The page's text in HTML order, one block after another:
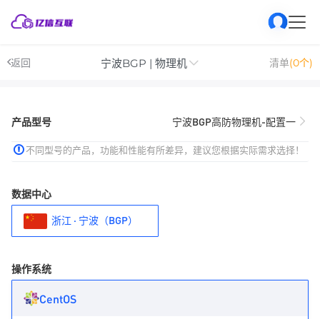
返回 宁波BGP | 物理机 清单(0个)
产品型号 宁波BGP高防物理机-配置一
不同型号的产品，功能和性能有所差异，建议您根据实际需求选择！
数据中心
浙江 · 宁波（BGP）
操作系统
CentOS